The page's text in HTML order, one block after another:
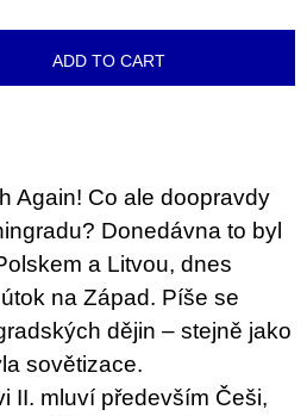
ADD TO CART
Again! Co ale doopravdy
Donedávna to byl
a Litvou, dnes
na Západ. Píše se
dějin – stejně jako
sovětizace.
II. mluví především Češi,